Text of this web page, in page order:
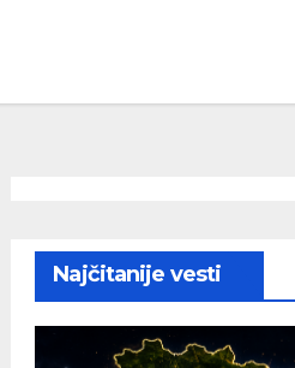
Najčitanije vesti